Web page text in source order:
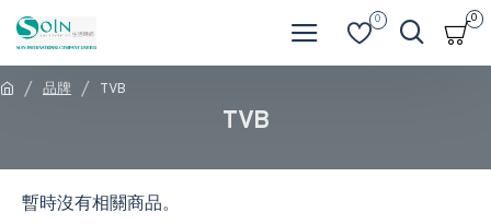
0 0
品牌 TVB
TVB
暫時沒有相關商品。